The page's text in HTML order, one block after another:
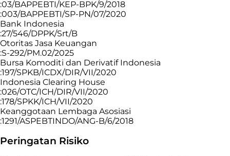
:03/BAPPEBTI/KEP-BPK/9/2018
:003/BAPPEBTI/SP-PN/07/2020
Bank Indonesia
:27/546/DPPK/Srt/B
Otoritas Jasa Keuangan
:S-292/PM.02/2025
Bursa Komoditi dan Derivatif Indonesia
:197/SPKB/ICDX/DIR/VII/2020
Indonesia Clearing House
:026/OTC/ICH/DIR/VII/2020
:178/SPKK/ICH/VII/2020
Keanggotaan Lembaga Asosiasi
:1291/ASPEBTINDO/ANG-B/6/2018
Peringatan Risiko